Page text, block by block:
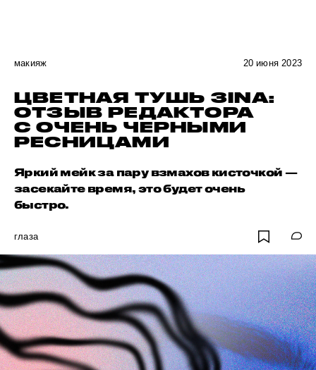
макияж 20 июня 2023
ЦВЕТНАЯ ТУШЬ ЗINA:
ОТЗЫВ РЕДАКТОРА
С ОЧЕНЬ ЧЕРНЫМИ
РЕСНИЦАМИ
Яркий мейк за пару взмахов кисточкой —
засекайте время, это будет очень
быстро.
глаза